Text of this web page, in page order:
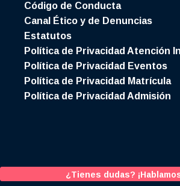
Código de Conducta
Canal Ético y de Denuncias
Estatutos
Política de Privacidad Atención
Política de Privacidad Eventos
Política de Privacidad Matrícula
Política de Privacidad Admisión
¿Tienes dudas?